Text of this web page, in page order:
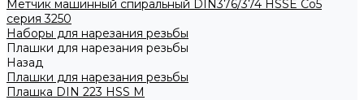
Метчик машинный спиральный DIN376/374 HSSE Co5
серия 3250
Наборы для нарезания резьбы
Плашки для нарезания резьбы
Назад
Плашки для нарезания резьбы
Плашка DIN 223 HSS M